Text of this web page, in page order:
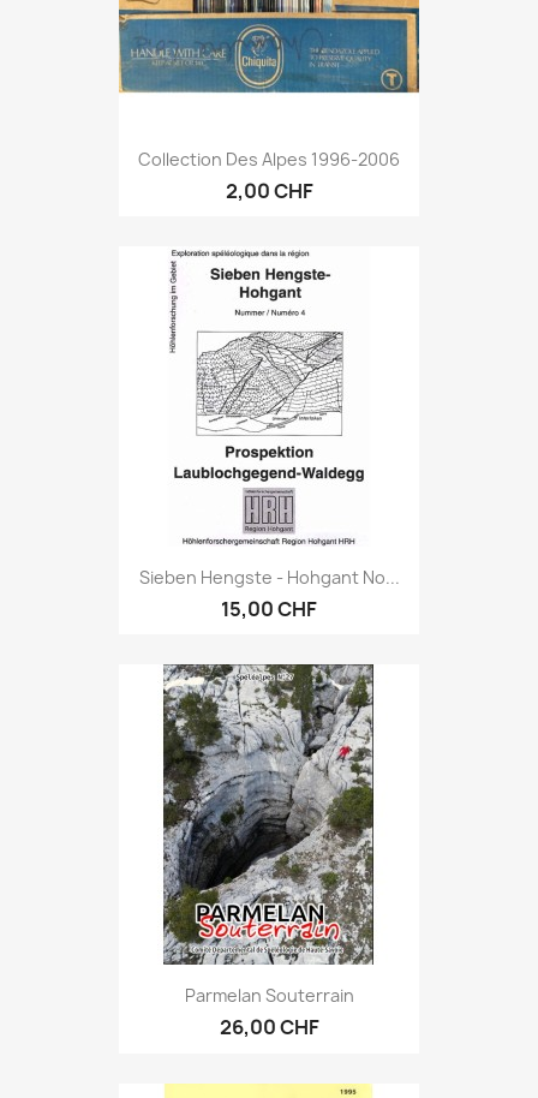
Collection Des Alpes 1996-2006
2,00 CHF
Sieben Hengste - Hohgant No...
15,00 CHF
Parmelan Souterrain
26,00 CHF